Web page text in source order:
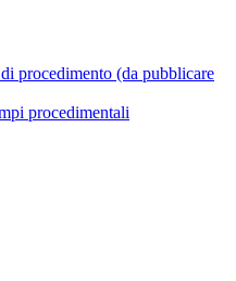
procedimento (da pubblicare
procedimentali